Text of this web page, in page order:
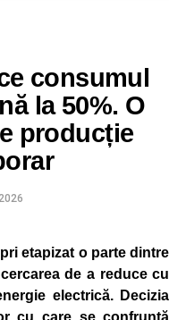
consumul
la 50%. O
producție
etapizat o parte dintre
de a reduce cu
electrică. Decizia
cu care se confruntă